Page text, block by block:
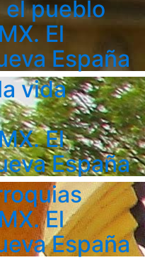
el pueblo
El
España
vida
El
España
El
España